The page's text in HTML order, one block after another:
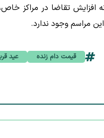
افزایش تقاضا در مراکز
مراسم وجود ندارد.
قیمت دام زنده عید